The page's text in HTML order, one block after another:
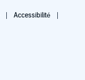
Accessibilité